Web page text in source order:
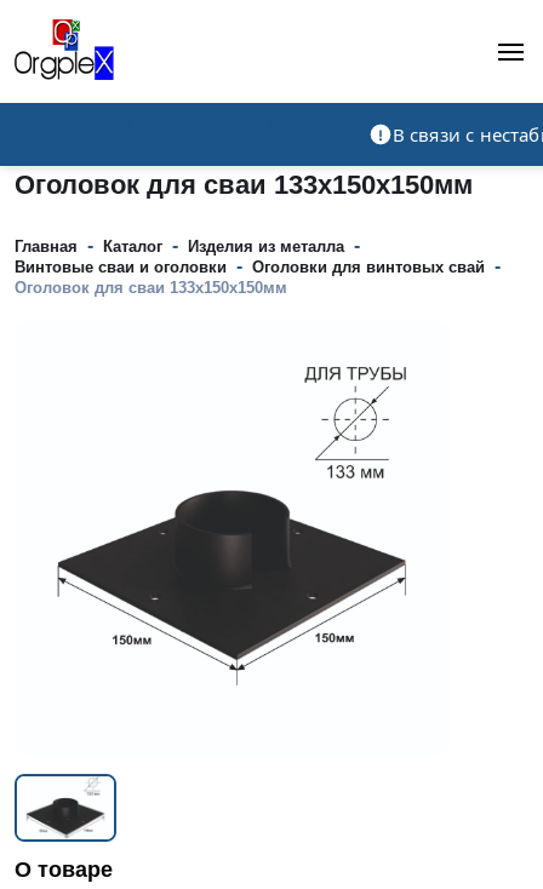
В связи с
Оголовок для сваи 133x150x150мм
Главная - Каталог - Изделия из металла -
Винтовые сваи и оголовки - Оголовки для винтовых свай -
Оголовок для сваи 133x150x150мм
О товаре